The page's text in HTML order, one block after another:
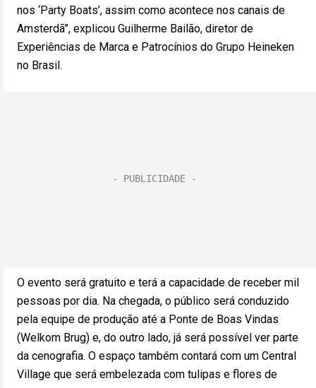
nos ‘Party Boats’, assim como acontece nos canais de
Amsterdã”, explicou Guilherme Bailão, diretor de
Experiências de Marca e Patrocínios do Grupo Heineken
no Brasil.
O evento será gratuito e terá a capacidade de receber mil
pessoas por dia. Na chegada, o público será conduzido
pela equipe de produção até a Ponte de Boas Vindas
(Welkom Brug) e, do outro lado, já será possível ver parte
da cenografia. O espaço também contará com um Central
Village que será embelezada com tulipas e flores de